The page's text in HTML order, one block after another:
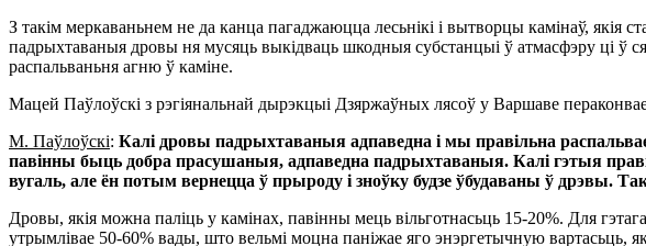
З такім меркаваньнем не да канца пагаджаюцца лесьнікі і вытворцы камінаў,
падрыхтаваныя дровы ня мусяць выкідваць шкодныя субстанцыі ў атмасфэру ці ў
распальваньня агню ў каміне.
Мацей Паўлоўскі з рэгіянальнай дырэкцыі Дзяржаўных лясоў у Варшаве
М. Паўлоўскі: Калі дровы падрыхтаваныя адпаведна і мы правільна
павінны быць добра прасушаныя, адпаведна падрыхтаваныя. Калі гэтыя
вугаль, але ён потым вернецца ў прыроду і зноўку будзе ўбудаваны ў дрэвы.
Дровы, якія можна паліць у камінах, павінны мець вільготнасьць 15-20%. Для
утрымлівае 50-60% вады, што вельмі моцна паніжае яго энэргетычную вартасьць,